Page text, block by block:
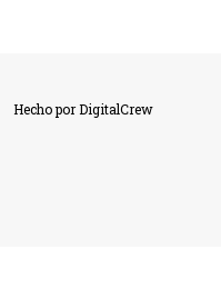
Hecho por DigitalCrew